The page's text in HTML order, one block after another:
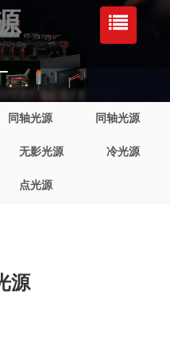
同轴光源 同轴光源
无影光源 冷光源
点光源
源